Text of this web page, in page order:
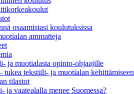
osaamistasi koulutuksissa
ammatteja
ja muotialasta opinto-ohjaajille
tukea tekstiili- ja muotialan kehittämiseen
tilastot
ja vaatealalla menee Suomessa?